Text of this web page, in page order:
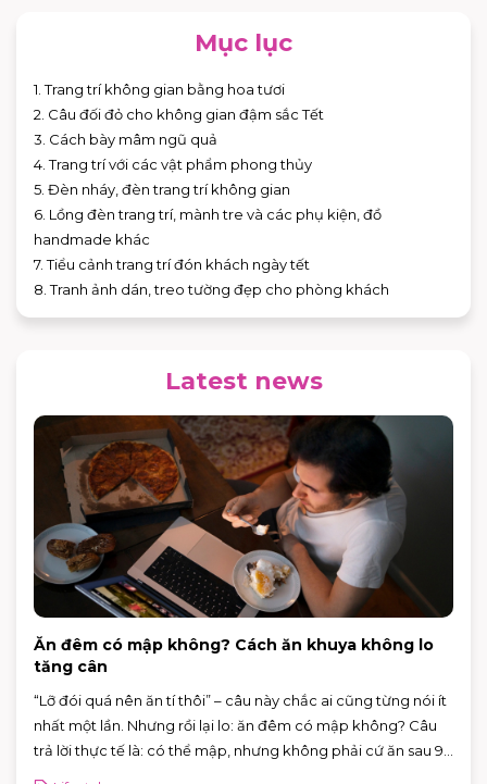
Mục lục
1. Trang trí không gian bằng hoa tươi
2. Câu đối đỏ cho không gian đậm sắc Tết
3. Cách bày mâm ngũ quả
4. Trang trí với các vật phẩm phong thủy
5. Đèn nháy, đèn trang trí không gian
6. Lồng đèn trang trí, mành tre và các phụ kiện, đồ
handmade khác
7. Tiểu cảnh trang trí đón khách ngày tết
8. Tranh ảnh dán, treo tường đẹp cho phòng khách
Latest news
Ăn đêm có mập không? Cách ăn khuya không lo
tăng cân
“Lỡ đói quá nên ăn tí thôi” – câu này chắc ai cũng từng nói ít
nhất một lần. Nhưng rồi lại lo: ăn đêm có mập không? Câu
trả lời thực tế là: có thể mập, nhưng không phải cứ ăn sau 9